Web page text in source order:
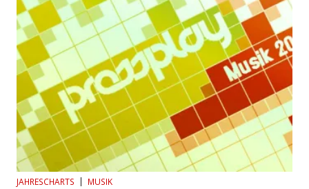
JAHRESCHARTS MUSIK